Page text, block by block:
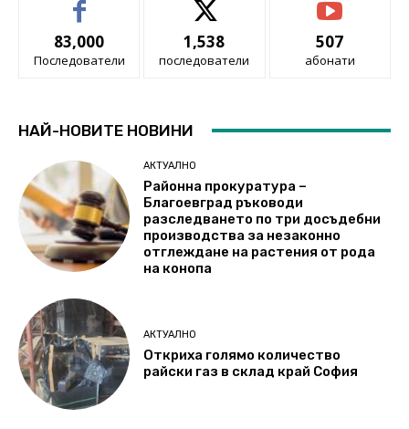
83,000
Последователи
1,538
последователи
507
абонати
НАЙ-НОВИТЕ НОВИНИ
АКТУАЛНО
Районна прокуратура –
Благоевград ръководи
разследването по три досъдебни
производства за незаконно
отглеждане на растения от рода
на конопа
АКТУАЛНО
Откриха голямо количество
райски газ в склад край София